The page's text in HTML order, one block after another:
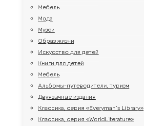
Мебель
Мода
Музеи
Образ жизни
Искусство для детей
Книги для детей
Мебель
Альбомы-путеводители, туризм
Двуязычные издания
Классика, серия «Everyman’s Library»
Классика, серия «WorldLiterature»